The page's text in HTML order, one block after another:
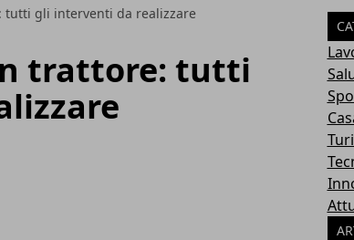
gli interventi da realizzare
trattore: tutti